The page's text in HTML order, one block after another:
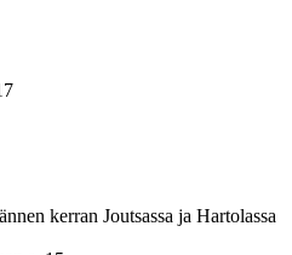
kerran Joutsassa ja Hartolassa